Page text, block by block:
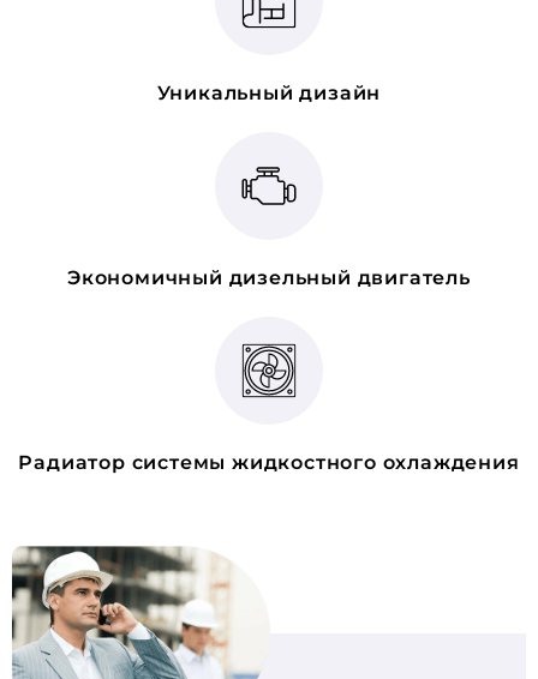
Уникальный дизайн
Экономичный дизельный двигатель
Радиатор системы жидкостного охлаждения